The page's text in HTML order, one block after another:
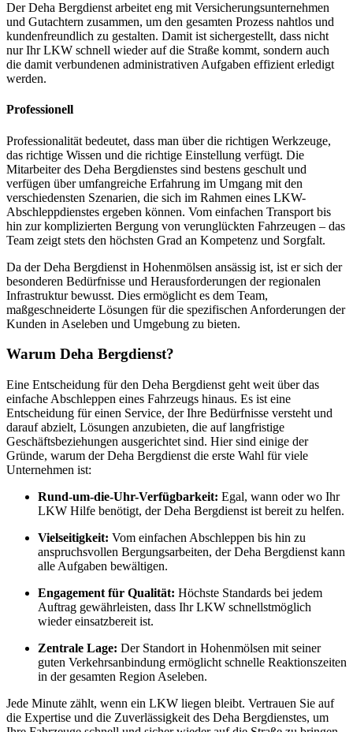
Der Deha Bergdienst arbeitet eng mit Versicherungsunternehmen
und Gutachtern zusammen, um den gesamten Prozess nahtlos und
kundenfreundlich zu gestalten. Damit ist sichergestellt, dass nicht
nur Ihr LKW schnell wieder auf die Straße kommt, sondern auch
die damit verbundenen administrativen Aufgaben effizient erledigt
werden.
Professionell
Professionalität bedeutet, dass man über die richtigen Werkzeuge,
das richtige Wissen und die richtige Einstellung verfügt. Die
Mitarbeiter des Deha Bergdienstes sind bestens geschult und
verfügen über umfangreiche Erfahrung im Umgang mit den
verschiedensten Szenarien, die sich im Rahmen eines LKW-
Abschleppdienstes ergeben können. Vom einfachen Transport bis
hin zur komplizierten Bergung von verunglückten Fahrzeugen – das
Team zeigt stets den höchsten Grad an Kompetenz und Sorgfalt.
Da der Deha Bergdienst in Hohenmölsen ansässig ist, ist er sich der
besonderen Bedürfnisse und Herausforderungen der regionalen
Infrastruktur bewusst. Dies ermöglicht es dem Team,
maßgeschneiderte Lösungen für die spezifischen Anforderungen der
Kunden in Aseleben und Umgebung zu bieten.
Warum Deha Bergdienst?
Eine Entscheidung für den Deha Bergdienst geht weit über das
einfache Abschleppen eines Fahrzeugs hinaus. Es ist eine
Entscheidung für einen Service, der Ihre Bedürfnisse versteht und
darauf abzielt, Lösungen anzubieten, die auf langfristige
Geschäftsbeziehungen ausgerichtet sind. Hier sind einige der
Gründe, warum der Deha Bergdienst die erste Wahl für viele
Unternehmen ist:
Rund-um-die-Uhr-Verfügbarkeit: Egal, wann oder wo Ihr
LKW Hilfe benötigt, der Deha Bergdienst ist bereit zu helfen.
Vielseitigkeit: Vom einfachen Abschleppen bis hin zu
anspruchsvollen Bergungsarbeiten, der Deha Bergdienst kann
alle Aufgaben bewältigen.
Engagement für Qualität: Höchste Standards bei jedem
Auftrag gewährleisten, dass Ihr LKW schnellstmöglich
wieder einsatzbereit ist.
Zentrale Lage: Der Standort in Hohenmölsen mit seiner
guten Verkehrsanbindung ermöglicht schnelle Reaktionszeiten
in der gesamten Region Aseleben.
Jede Minute zählt, wenn ein LKW liegen bleibt. Vertrauen Sie auf
die Expertise und die Zuverlässigkeit des Deha Bergdienstes, um